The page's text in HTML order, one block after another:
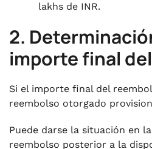
lakhs de INR.
2.
importe final
Si el importe final del
reembolso otorgado
Puede darse la situación en
reembolso posterior a la